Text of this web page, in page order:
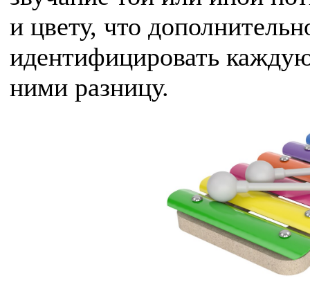
и цвету, что
идентифицировать
ними разницу.